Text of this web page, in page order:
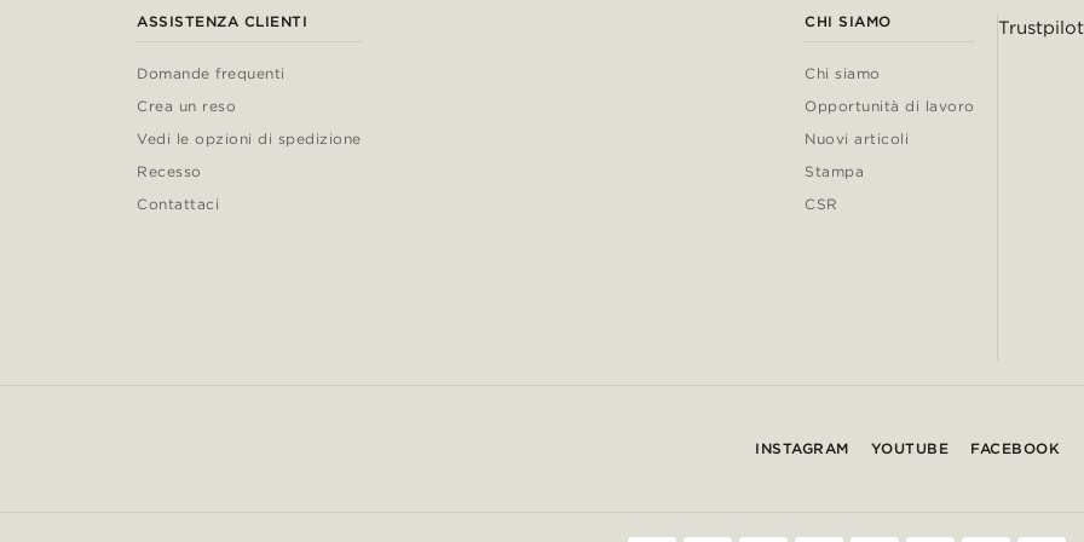
ASSISTENZA CLIENTI
Domande frequenti
Crea un reso
Vedi le opzioni di spedizione
Recesso
Contattaci
CHI SIAMO
Chi siamo
Opportunità di lavoro
Nuovi articoli
Stampa
CSR
Trustpilot
INSTAGRAM YOUTUBE FACEBOOK